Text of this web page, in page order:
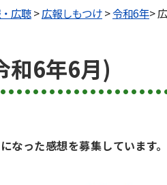
広聴>広報しもつけ>令和6年>
和6年6月)
なった感想を募集しています